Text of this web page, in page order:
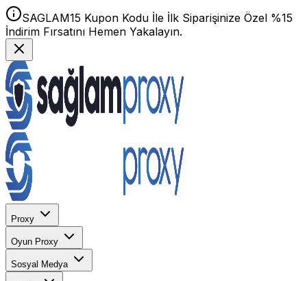
SAGLAM15 Kupon Kodu İle İlk Siparişinize Özel %15
İndirim Fırsatını Hemen Yakalayın.
Proxy
Oyun Proxy
Sosyal Medya